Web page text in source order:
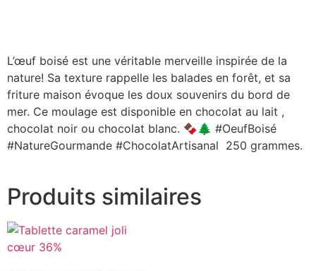
L’œuf boisé est une véritable merveille inspirée de la
nature! Sa texture rappelle les balades en forêt, et sa
friture maison évoque les doux souvenirs du bord de
mer. Ce moulage est disponible en chocolat au lait ,
chocolat noir ou chocolat blanc. 🍫🌲 #OeufBoisé
#NatureGourmande #ChocolatArtisanal 250 grammes.
Produits similaires